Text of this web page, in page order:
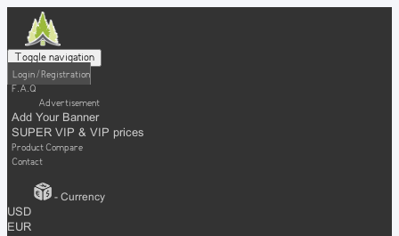
Toggle navigation
Login / Registration
F.A.Q
Advertisement
Add Your Banner
SUPER VIP & VIP prices
Product Compare
Contact
- Currency
USD
EUR